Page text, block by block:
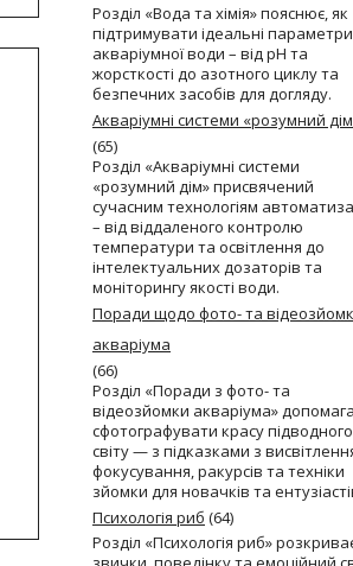
Розділ «Вода та хімія» пояснює, як
підтримувати ідеальні параметри
акваріумної води – від pH та
жорсткості до азотного циклу та
безпечних засобів для догляду.
Акваріумні системи «розумний
(65)
Розділ «Акваріумні системи
«розумний дім» присвячений
сучасним технологіям
– від віддаленого контролю
температури та освітлення до
інтелектуальних дозаторів та
моніторингу якості води.
Поради щодо фото- та
акваріума
(66)
Розділ «Поради з фото- та
відеозйомки акваріума»
сфотографувати красу підводного
світу — з підказками з
фокусування, ракурсів та техніки
зйомки для новачків та
Психологія риб (64)
Розділ «Психологія риб»